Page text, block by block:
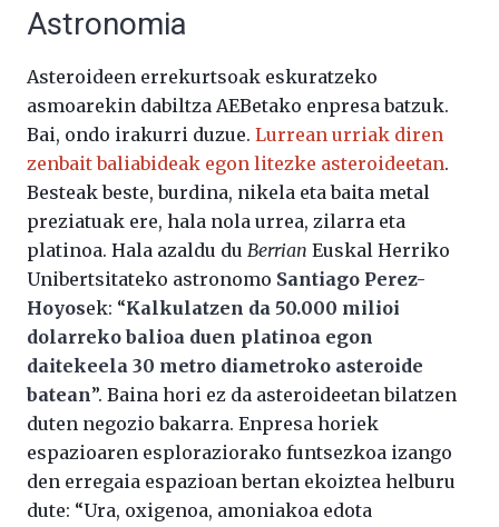
Astronomia
Asteroideen errekurtsoak eskuratzeko
asmoarekin dabiltza AEBetako enpresa batzuk.
Bai, ondo irakurri duzue. Lurrean urriak diren
zenbait baliabideak egon litezke asteroideetan.
Besteak beste, burdina, nikela eta baita metal
preziatuak ere, hala nola urrea, zilarra eta
platinoa. Hala azaldu du Berrian Euskal Herriko
Unibertsitateko astronomo Santiago Perez-
Hoyosek: “Kalkulatzen da 50.000 milioi
dolarreko balioa duen platinoa egon
daitekeela 30 metro diametroko asteroide
batean”. Baina hori ez da asteroideetan bilatzen
duten negozio bakarra. Enpresa horiek
espazioaren esploraziorako funtsezkoa izango
den erregaia espazioan bertan ekoiztea helburu
dute: “Ura, oxigenoa, amoniakoa edota